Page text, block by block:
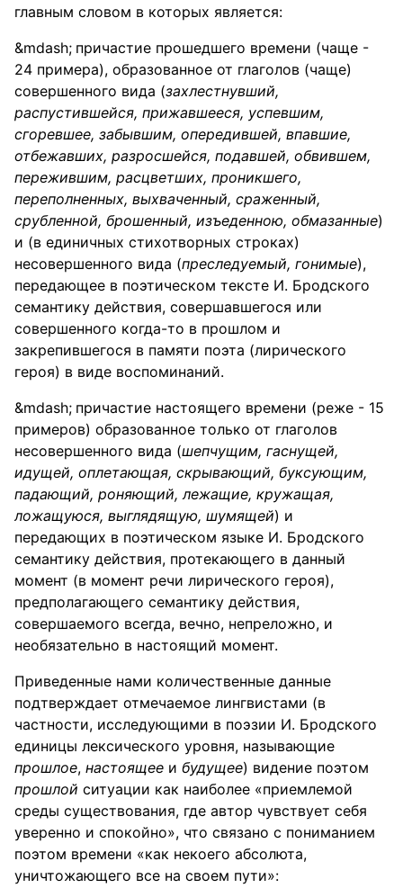
главным словом в которых является:
причастие прошедшего времени (чаще -
24 примера), образованное от глаголов (чаще)
совершенного вида (захлестнувший,
распустившейся, прижавшееся, успевшим,
сгоревшее, забывшим, опередившей, впавшие,
отбежавших, разросшейся, подавшей, обвившем,
пережившим, расцветших, проникшего,
переполненных, выхваченный, сраженный,
срубленной, брошенный, изъеденною, обмазанные)
и (в единичных стихотворных строках)
несовершенного вида (преследуемый, гонимые),
передающее в поэтическом тексте И. Бродского
семантику действия, совершавшегося или
совершенного когда-то в прошлом и
закрепившегося в памяти поэта (лирического
героя) в виде воспоминаний.
причастие настоящего времени (реже - 15
примеров) образованное только от глаголов
несовершенного вида (шепчущим, гаснущей,
идущей, оплетающая, скрывающий, буксующим,
падающий, роняющий, лежащие, кружащая,
ложащуюся, выглядящую, шумящей) и
передающих в поэтическом языке И. Бродского
семантику действия, протекающего в данный
момент (в момент речи лирического героя),
предполагающего семантику действия,
совершаемого всегда, вечно, непреложно, и
необязательно в настоящий момент.
Приведенные нами количественные данные
подтверждает отмечаемое лингвистами (в
частности, исследующими в поэзии И. Бродского
единицы лексического уровня, называющие
прошлое, настоящее и будущее) видение поэтом
прошлой ситуации как наиболее «приемлемой
среды существования, где автор чувствует себя
уверенно и спокойно», что связано с пониманием
поэтом времени «как некоего абсолюта,
уничтожающего все на своем пути»: